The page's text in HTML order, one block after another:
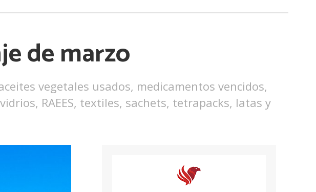
de marzo
vegetales usados, medicamentos vencidos,
RAEES, textiles, sachets, tetrapacks, latas y